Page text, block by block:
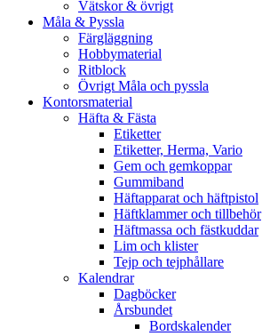
Vätskor & övrigt
Måla & Pyssla
Färgläggning
Hobbymaterial
Ritblock
Övrigt Måla och pyssla
Kontorsmaterial
Häfta & Fästa
Etiketter
Etiketter, Herma, Vario
Gem och gemkoppar
Gummiband
Häftapparat och häftpistol
Häftklammer och tillbehör
Häftmassa och fästkuddar
Lim och klister
Tejp och tejphållare
Kalendrar
Dagböcker
Årsbundet
Bordskalender